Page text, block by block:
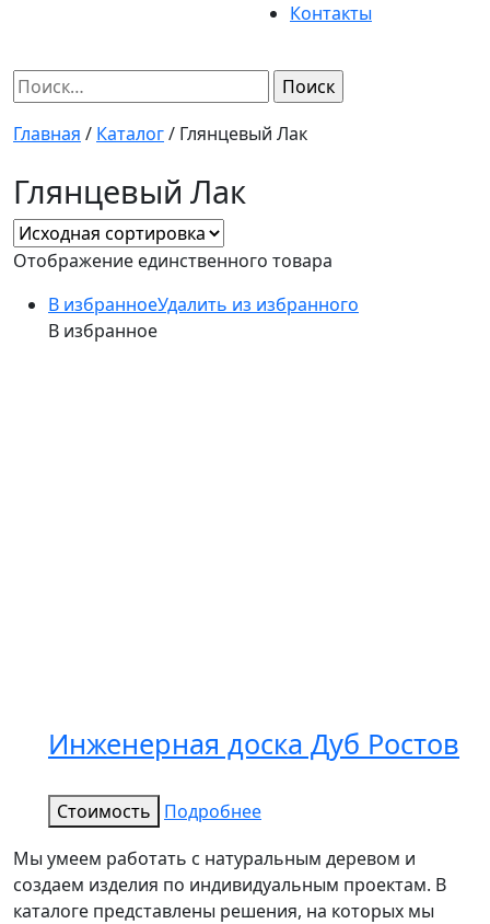
Контакты
Найти:
Главная / Каталог/ Глянцевый Лак
Глянцевый Лак
Отображение единственного товара
В избранноеУдалить из избранного
В избранное
Инженерная доска Дуб Ростов
Стоимость
Подробнее
Мы умеем работать с натуральным деревом и
создаем изделия по индивидуальным проектам. В
каталоге представлены решения, на которых мы